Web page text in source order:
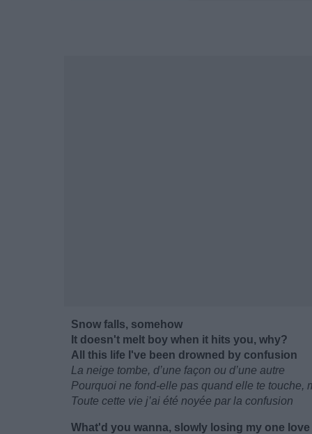
Snow falls, somehow
It doesn't melt boy when it hits you, why?
All this life I've been drowned by confusion
La neige tombe, d’une façon ou d’une autre
Pourquoi ne fond-elle pas quand elle te touche,
Toute cette vie j’ai été noyée par la confusion
What'd you wanna, slowly losing my one love